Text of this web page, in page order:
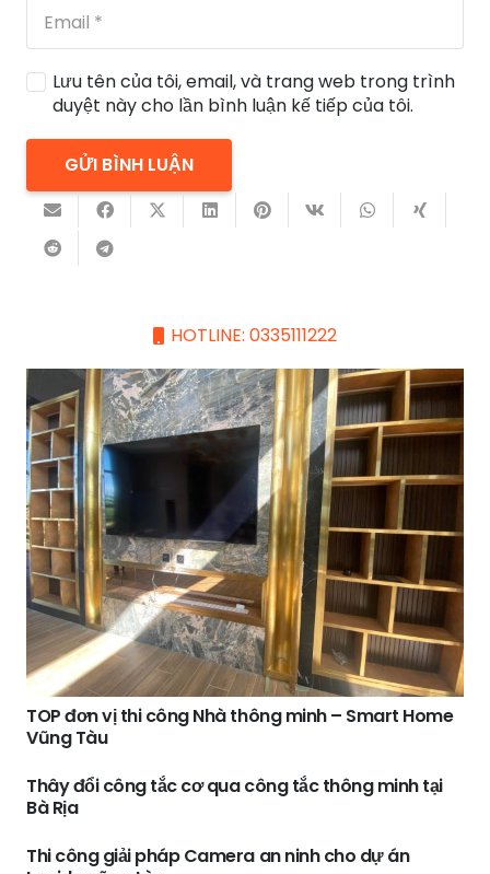
Lưu tên của tôi, email, và trang web trong trình
duyệt này cho lần bình luận kế tiếp của tôi.
GỬI BÌNH LUẬN
HOTLINE: 0335111222
TOP đơn vị thi công Nhà thông minh – Smart Home
Vũng Tàu
Thây đổi công tắc cơ qua công tắc thông minh tại
Bà Rịa
Thi công giải pháp Camera an ninh cho dự án